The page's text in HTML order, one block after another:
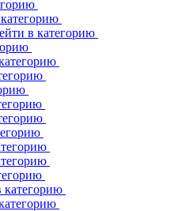
в категорию
категорию